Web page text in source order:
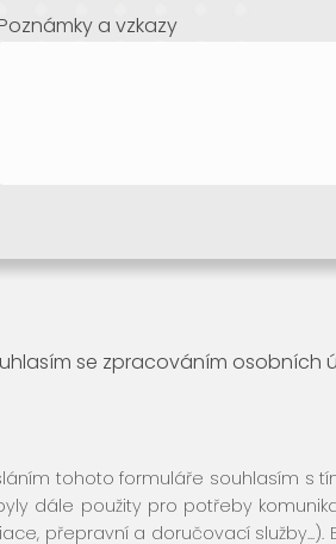
a vzkazy
se zpracováním osobních
tohoto formuláře souhlasím s
dále použity pro potřeby
přepravní a doručovací